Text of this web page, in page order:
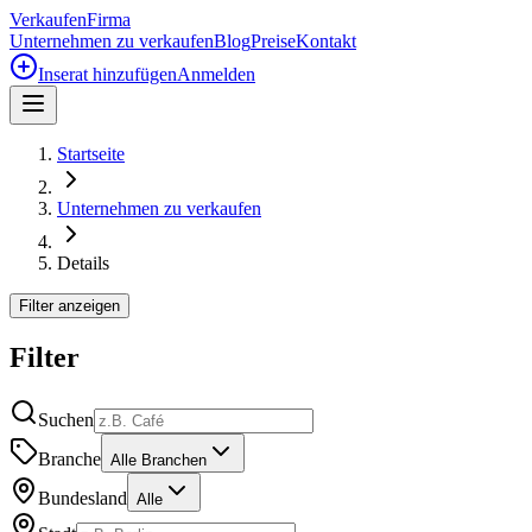
VerkaufenFirma
Unternehmen zu verkaufenBlogPreiseKontakt
Inserat hinzufügenAnmelden
Startseite
Unternehmen zu verkaufen
Details
Filter anzeigen
Filter
Suchen
Branche Alle Branchen
Bundesland Alle